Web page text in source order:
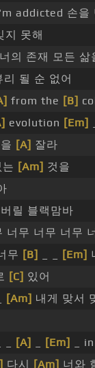
addicted 손을
지 못해
의 존재 모든 삶
될 순 없어
from the [B]
evolution [Em]
[A] 잘라
는 [Am] 것을
릴 블랙맘바
너무 너무 너무
무 [B] [Em]
[C] 있어
[Am] 내게 맞서
[A] [Em]
_
다시 [Am] 너와